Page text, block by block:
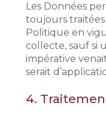
Les Données
toujours
Politique en
collecte, sauf si
impérative
serait
4.